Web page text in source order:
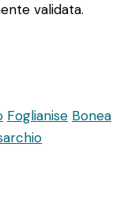
validata.
Foglianise Bonea